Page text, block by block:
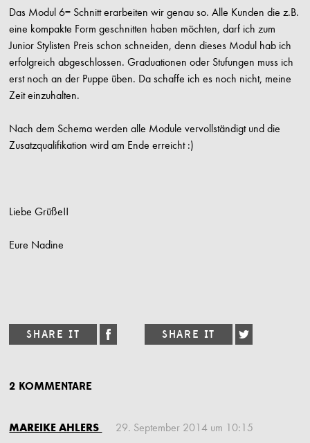
Das Modul 6= Schnitt erarbeiten wir genau so. Alle Kunden die z.B.
eine kompakte Form geschnitten haben möchten, darf ich zum
Junior Stylisten Preis schon schneiden, denn dieses Modul hab ich
erfolgreich abgeschlossen. Graduationen oder Stufungen muss ich
erst noch an der Puppe üben. Da schaffe ich es noch nicht, meine
Zeit einzuhalten.
Nach dem Schema werden alle Module vervollständigt und die
Zusatzqualifikation wird am Ende erreicht :)
Liebe Grüße!!
Eure Nadine
2 KOMMENTARE
MAREIKE AHLERS
29. September 2014 um 10:15